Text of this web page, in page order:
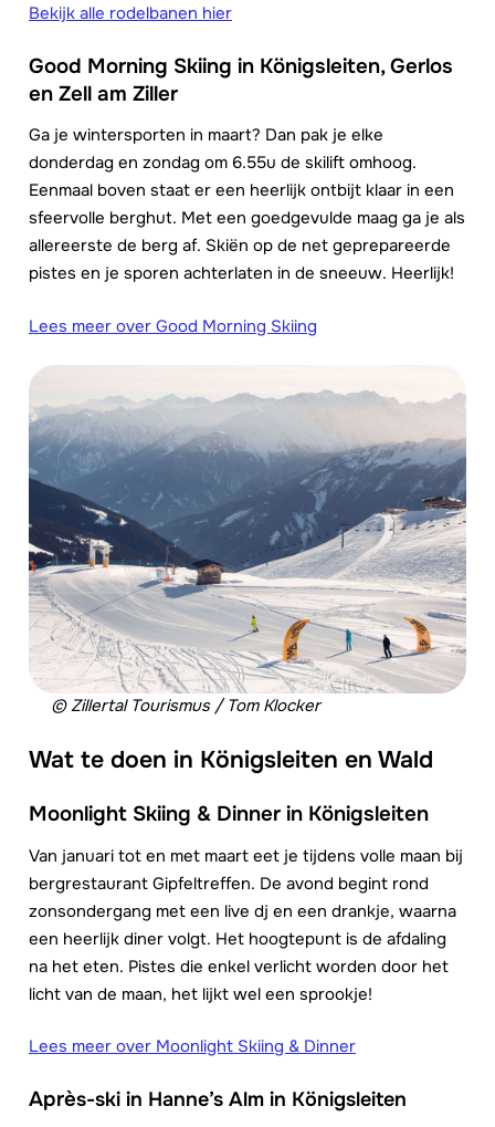
Bekijk alle rodelbanen hier
Good Morning Skiing in Königsleiten, Gerlos
en Zell am Ziller
Ga je wintersporten in maart? Dan pak je elke
donderdag en zondag om 6.55u de skilift omhoog.
Eenmaal boven staat er een heerlijk ontbijt klaar in een
sfeervolle berghut. Met een goedgevulde maag ga je als
allereerste de berg af. Skiën op de net geprepareerde
pistes en je sporen achterlaten in de sneeuw. Heerlijk!
Lees meer over Good Morning Skiing
© Zillertal Tourismus / Tom Klocker
Wat te doen in Königsleiten en Wald
Moonlight Skiing & Dinner in Königsleiten
Van januari tot en met maart eet je tijdens volle maan bij
bergrestaurant Gipfeltreffen. De avond begint rond
zonsondergang met een live dj en een drankje, waarna
een heerlijk diner volgt. Het hoogtepunt is de afdaling
na het eten. Pistes die enkel verlicht worden door het
licht van de maan, het lijkt wel een sprookje!
Lees meer over Moonlight Skiing & Dinner
Après-ski in Hanne’s Alm in Königsleiten